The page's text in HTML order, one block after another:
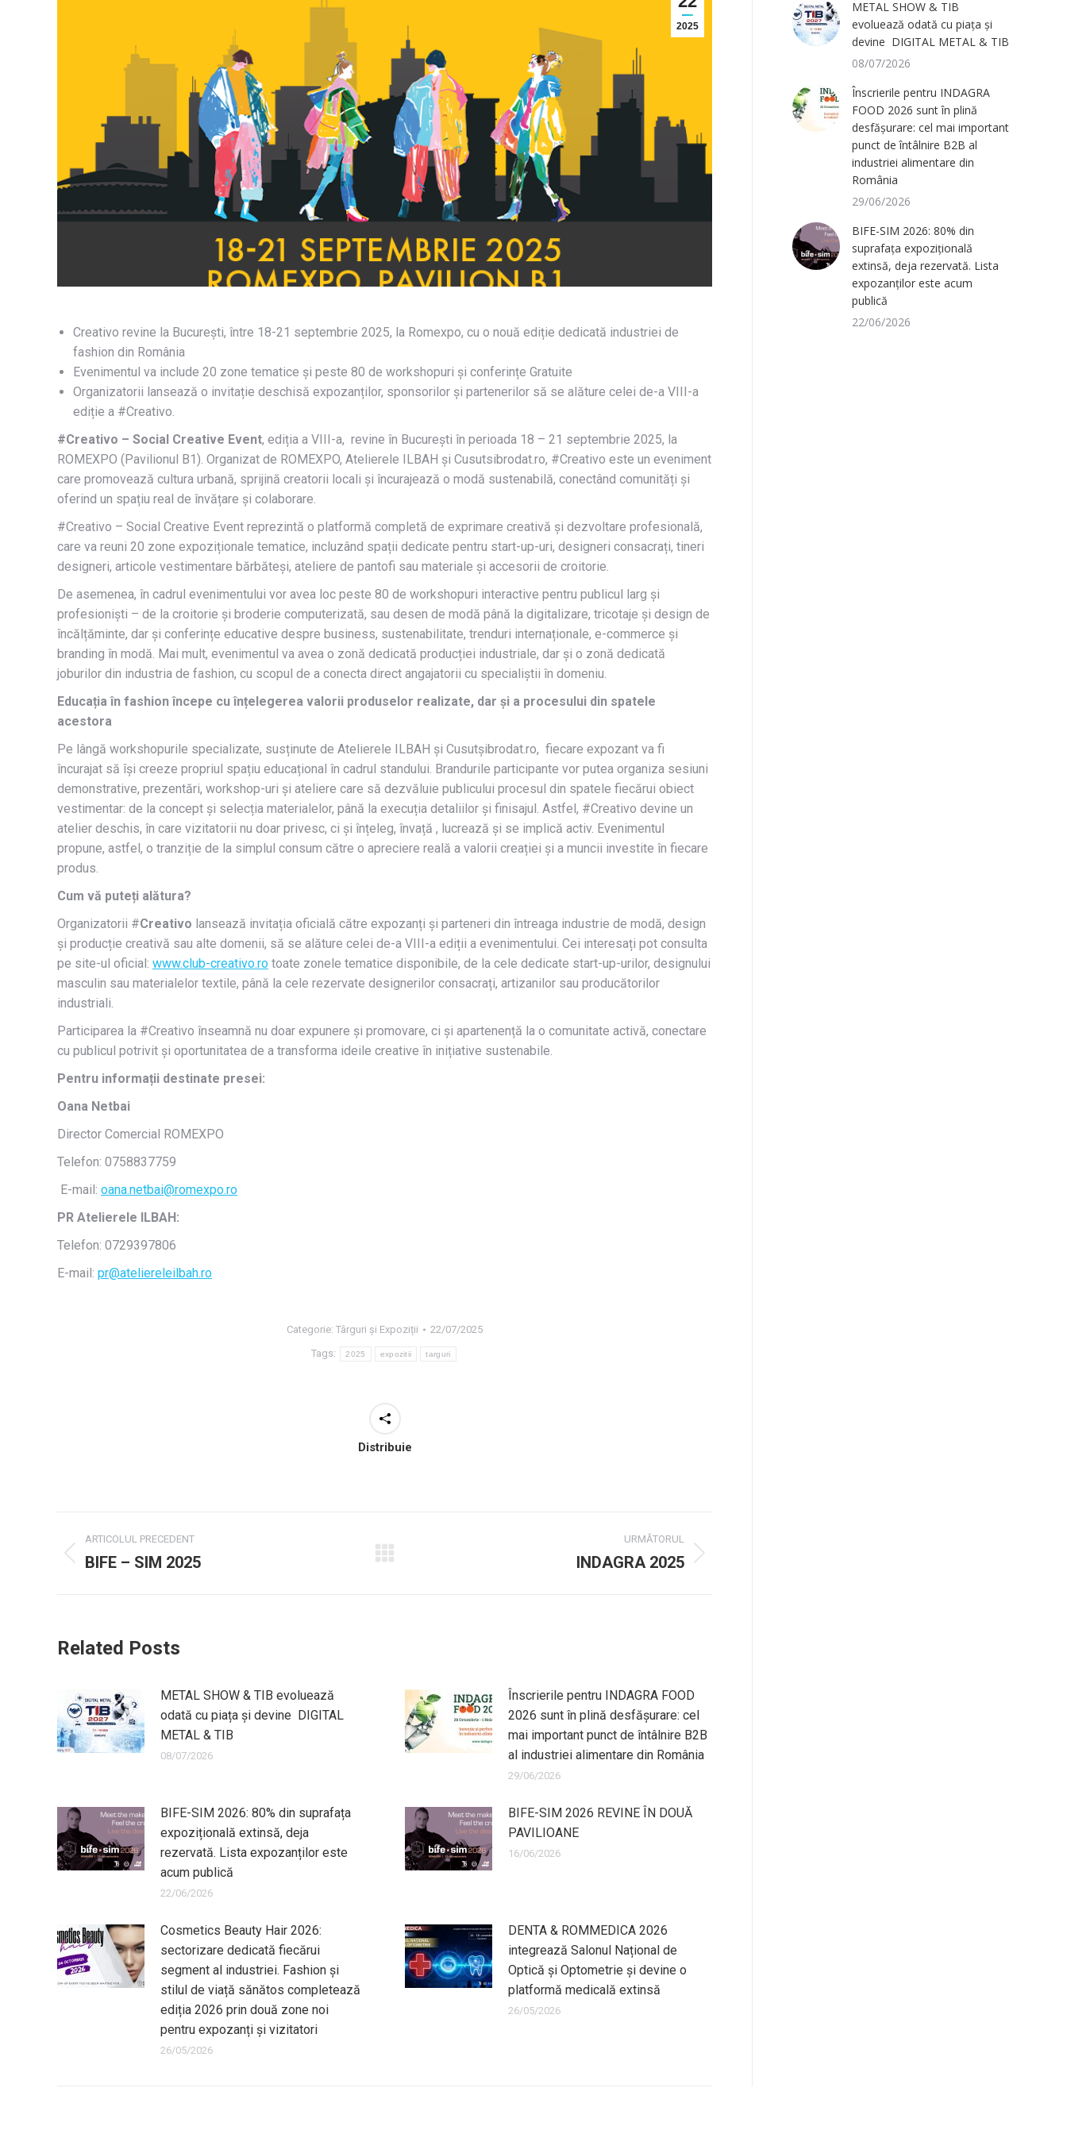
2025
Creativo revine la București, între 18-21 septembrie 2025, la Romexpo, cu o nouă ediție dedicată industriei de
fashion din România
Evenimentul va include 20 zone tematice și peste 80 de workshopuri și conferințe Gratuite
Organizatorii lansează o invitație deschisă expozanților, sponsorilor și partenerilor să se alăture celei de-a VIII-a
ediție a #Creativo.
#Creativo – Social Creative Event, ediția a VIII-a, revine în București în perioada 18 – 21 septembrie 2025, la
ROMEXPO (Pavilionul B1). Organizat de ROMEXPO, Atelierele ILBAH și Cusutsibrodat.ro, #Creativo este un eveniment
care promovează cultura urbană, sprijină creatorii locali și încurajează o modă sustenabilă, conectând comunități și
oferind un spațiu real de învățare și colaborare.
#Creativo – Social Creative Event reprezintă o platformă completă de exprimare creativă și dezvoltare profesională,
care va reuni 20 zone expoziționale tematice, incluzând spații dedicate pentru start-up-uri, designeri consacrați, tineri
designeri, articole vestimentare bărbăteși, ateliere de pantofi sau materiale și accesorii de croitorie.
De asemenea, în cadrul evenimentului vor avea loc peste 80 de workshopuri interactive pentru publicul larg și
profesioniști – de la croitorie și broderie computerizată, sau desen de modă până la digitalizare, tricotaje și design de
încălțăminte, dar și conferințe educative despre business, sustenabilitate, trenduri internaționale, e-commerce și
branding în modă. Mai mult, evenimentul va avea o zonă dedicată producției industriale, dar și o zonă dedicată
joburilor din industria de fashion, cu scopul de a conecta direct angajatorii cu specialiștii în domeniu.
Educația în fashion începe cu înțelegerea valorii produselor realizate, dar și a procesului din spatele
acestora
Pe lângă workshopurile specializate, susținute de Atelierele ILBAH și Cusutșibrodat.ro, fiecare expozant va fi
încurajat să își creeze propriul spațiu educațional în cadrul standului. Brandurile participante vor putea organiza sesiuni
demonstrative, prezentări, workshop-uri și ateliere care să dezvăluie publicului procesul din spatele fiecărui obiect
vestimentar: de la concept și selecția materialelor, până la execuția detaliilor și finisajul. Astfel, #Creativo devine un
atelier deschis, în care vizitatorii nu doar privesc, ci și înțeleg, învață , lucrează și se implică activ. Evenimentul
propune, astfel, o tranziție de la simplul consum către o apreciere reală a valorii creației și a muncii investite în fiecare
produs.
Cum vă puteți alătura?
Organizatorii #Creativo lansează invitația oficială către expozanți și parteneri din întreaga industrie de modă, design
și producție creativă sau alte domenii, să se alăture celei de-a VIII-a ediții a evenimentului. Cei interesați pot consulta
pe site-ul oficial: www.club-creativo.ro toate zonele tematice disponibile, de la cele dedicate start-up-urilor, designului
masculin sau materialelor textile, până la cele rezervate designerilor consacrați, artizanilor sau producătorilor
industriali.
Participarea la #Creativo înseamnă nu doar expunere și promovare, ci și apartenență la o comunitate activă, conectare
cu publicul potrivit și oportunitatea de a transforma ideile creative în inițiative sustenabile.
Pentru informații destinate presei:
Oana Netbai
Director Comercial ROMEXPO
Telefon: 0758837759
E-mail: oana.netbai@romexpo.ro
PR Atelierele ILBAH:
Telefon: 0729397806
E-mail: pr@ateliereleilbah.ro
Categorie: Târguri și Expoziții 22/07/2025
Tags: 2025 expozitii targuri
Distribuie
Navigație
post
ARTICOLUL PRECEDENT
Mesaj
BIFE – SIM 2025
URMĂTORUL
INDAGRA 2025
Related Posts
METAL SHOW & TIB evoluează
odată cu piața și devine DIGITAL
METAL & TIB
08/07/2026
Înscrierile pentru INDAGRA FOOD
2026 sunt în plină desfășurare: cel
mai important punct de întâlnire B2B
al industriei alimentare din România
29/06/2026
BIFE-SIM 2026: 80% din suprafața
expozițională extinsă, deja
rezervată. Lista expozanților este
acum publică
22/06/2026
BIFE-SIM 2026 REVINE ÎN DOUĂ
PAVILIOANE
16/06/2026
Cosmetics Beauty Hair 2026:
sectorizare dedicată fiecărui
segment al industriei. Fashion și
stilul de viață sănătos completează
ediția 2026 prin două zone noi
pentru expozanți și vizitatori
26/05/2026
DENTA & ROMMEDICA 2026
integrează Salonul Național de
Optică și Optometrie și devine o
platformă medicală extinsă
26/05/2026
METAL SHOW & TIB
evoluează odată cu piața și
devine DIGITAL METAL & TIB
08/07/2026
Înscrierile pentru INDAGRA
FOOD 2026 sunt în plină
desfășurare: cel mai important
punct de întâlnire B2B al
industriei alimentare din
România
29/06/2026
BIFE-SIM 2026: 80% din
suprafața expozițională
extinsă, deja rezervată. Lista
expozanților este acum
publică
22/06/2026